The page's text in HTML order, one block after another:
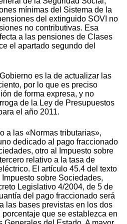
mínimas del Sistema de la
del extinguido SOVI no
no contributivas. Esa
a las pensiones de Clases
el apartado segundo del
es la de actualizar las
por lo que es preciso
de forma expresa, y no
de la Ley de Presupuestos
el año 2011.
a las «Normas tributarias»,
dedicado al pago fraccionado
otro al Impuesto sobre
relativo a la tasa de
El artículo 45.4 del texto
sobre Sociedades,
Legislativo 4/2004, de 5 de
del pago fraccionado será
las bases previstas en los dos
que se establezca en